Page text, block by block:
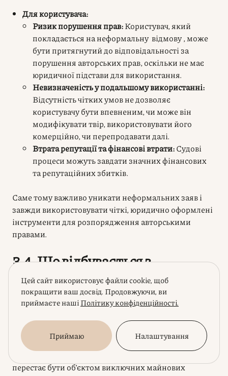
Для користувача:
Ризик порушення прав:Користувач, який
покладається на неформальну відмову , може
бути притягнутий до відповідальності за
порушення авторських прав, оскільки не має
юридичної підстави для використання.
Невизначеність у подальшому використанні:
Відсутність чітких умов не дозволяє
користувачу бути впевненим, чи може він
модифікувати твір, використовувати його
комерційно, чи перепродавати далі.
Втрата репутації та фінансові втрати:Судові
процеси можуть завдати значних фінансових
та репутаційних збитків.
Саме тому важливо уникати неформальних заяв і
завжди використовувати чіткі, юридично оформлені
інструменти для розпорядження авторськими
правами.
3.4. Що відбувається з
авторським правом після
закінчення встановленого
законом терміну його дії
(перехід у суспільне надбання)
Єдиний законний спосіб, за яким твір дійсно
перестає бути об’єктом виключних майнових
Цей сайт використовує файли cookie, щоб
покращити ваш досвід. Продовжуючи, ви
приймаєте нашіПолітику конфіденційності.
Приймаю Налаштування